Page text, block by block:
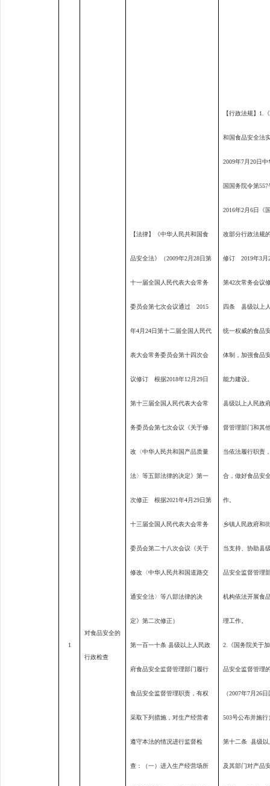
1
对食品安全的
行政检查
【法律】《中华人民共和国食
品安全法》（2009年2月28日第
十一届全国人民代表大会常务
委员会第七次会议通过2015
年4月24日第十二届全国人民代
表大会常务委员会第十四次会
议修订 根据2018年12月29日
第十三届全国人民代表大会常
务委员会第七次会议《关于修
改〈中华人民共和国产品质量
法〉等五部法律的决定》第一
次修正 根据2021年4月29日第
十三届全国人民代表大会常务
委员会第二十八次会议《关于
修改〈中华人民共和国道路交
通安全法〉等八部法律的决
定》第二次修正）
第一百一十条 县级以上人民政
府食品安全监督管理部门履行
食品安全监督管理职责，有权
采取下列措施，对生产经营者
遵守本法的情况进行监督检
查：（一）进入生产经营场所
【行政法规】 1.
和国食品安全法
2009年7月20日中
国国务院令第557
2016年2月6日《
改部分行政法规
修订2019年3月
第42次常务会议
四条 县级以上
统一权威的食品
体制，加强食品
能力建设。
县级以上人民政
督管理部门和其
当依法履行职责
合，做好食品安
作。
乡镇人民政府和
当支持、协助县
品安全监督管理
机构依法开展食
理工作。
2. 《国务院关于
品安全监督管理
（2007年7月26日
503号公布并施行
第十二条 县级
及其部门对产品